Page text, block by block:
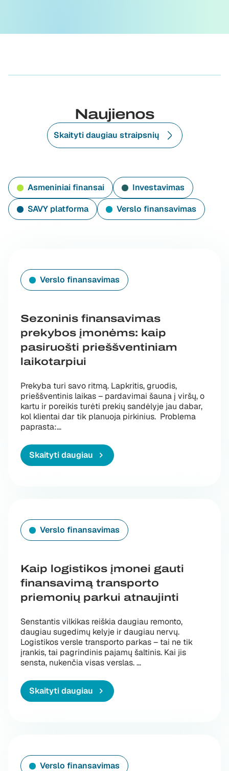
Naujienos
Skaityti daugiau straipsnių
Asmeniniai finansai
Investavimas
SAVY platforma
Verslo finansavimas
Verslo finansavimas
Sezoninis finansavimas
prekybos įmonėms: kaip
pasiruošti prieššventiniam
laikotarpiui
Prekyba turi savo ritmą. Lapkritis, gruodis,
prieššventinis laikas – pardavimai šauna į viršų, o
kartu ir poreikis turėti prekių sandėlyje jau dabar,
kol klientai dar tik planuoja pirkinius. Problema
paprasta:…
Skaityti daugiau
Verslo finansavimas
Kaip logistikos įmonei gauti
finansavimą transporto
priemonių parkui atnaujinti
Senstantis vilkikas reiškia daugiau remonto,
daugiau sugedimų kelyje ir daugiau nervų.
Logistikos versle transporto parkas – tai ne tik
įrankis, tai pagrindinis pajamų šaltinis. Kai jis
sensta, nukenčia visas verslas. …
Skaityti daugiau
Verslo finansavimas